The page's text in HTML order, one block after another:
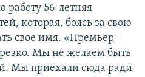
56-летняя
которая, боясь за свою
свое имя. «Премьер-
Мы не желаем быть
Мы приехали сюда ради